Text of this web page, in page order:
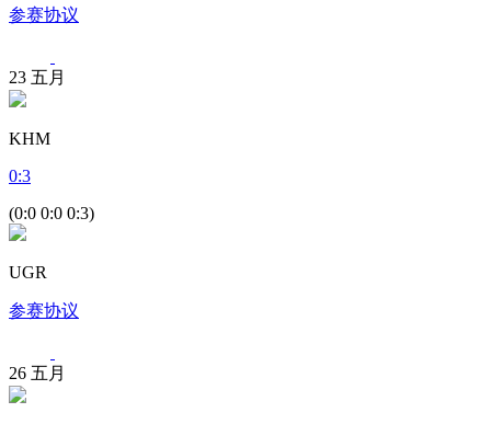
参赛协议
23 五月
KHM
0:3
(0:0 0:0 0:3)
UGR
参赛协议
26 五月